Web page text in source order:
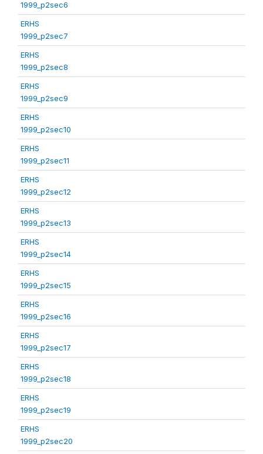
1999_p2sec6
ERHS
1999_p2sec7
ERHS
1999_p2sec8
ERHS
1999_p2sec9
ERHS
1999_p2sec10
ERHS
1999_p2sec11
ERHS
1999_p2sec12
ERHS
1999_p2sec13
ERHS
1999_p2sec14
ERHS
1999_p2sec15
ERHS
1999_p2sec16
ERHS
1999_p2sec17
ERHS
1999_p2sec18
ERHS
1999_p2sec19
ERHS
1999_p2sec20